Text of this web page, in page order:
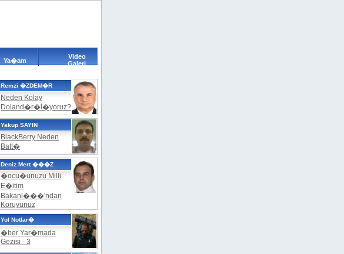
Ya�am
Video
Galeri
Remzi �ZDEM�R
Neden Kolay
Doland�r�l�yoruz?
Yakup SAYIN
BlackBerry Neden
Batt�
Deniz Mert ���Z
�ocu�unuzu Milli
E�itim
Bakanl���'ndan
Koruyunuz
Yol Notlar�
�ber Yar�mada
Gezisi - 3